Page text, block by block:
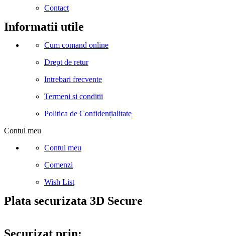
Contact
Informatii utile
Cum comand online
Drept de retur
Intrebari frecvente
Termeni si conditii
Politica de Confidențialitate
Contul meu
Contul meu
Comenzi
Wish List
Plata securizata 3D Secure
Securizat prin: